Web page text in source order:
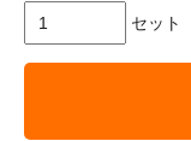
セット